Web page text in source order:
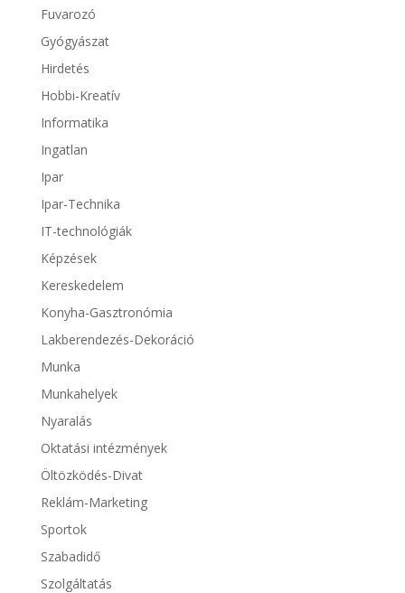
Fuvarozó
Gyógyászat
Hirdetés
Hobbi-Kreatív
Informatika
Ingatlan
Ipar
Ipar-Technika
IT-technológiák
Képzések
Kereskedelem
Konyha-Gasztronómia
Lakberendezés-Dekoráció
Munka
Munkahelyek
Nyaralás
Oktatási intézmények
Öltözködés-Divat
Reklám-Marketing
Sportok
Szabadidő
Szolgáltatás